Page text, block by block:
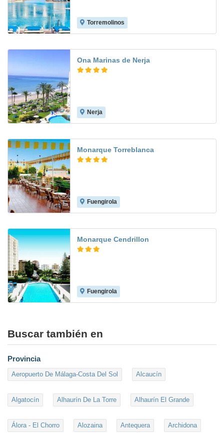
Torremolinos
Ona Marinas de Nerja
Nerja
Monarque Torreblanca
Fuengirola
Monarque Cendrillon
Fuengirola
Buscar también en
Provincia
Aeropuerto De Málaga-Costa Del Sol Alcaucín
Algatocín Alhaurín De La Torre Alhaurín El Grande
Álora - El Chorro Alozaina Antequera Archidona